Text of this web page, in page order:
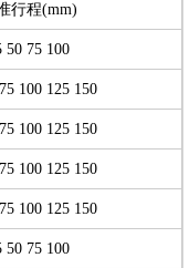
行程(mm)
50 75 100
100 125 150
100 125 150
100 125 150
100 125 150
50 75 100